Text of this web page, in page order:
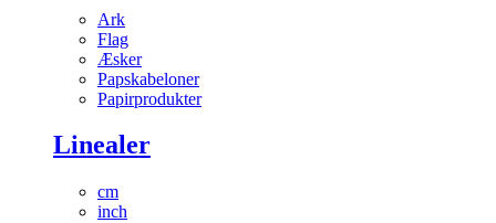
Ark
Flag
Æsker
Papskabeloner
Papirprodukter
Linealer
cm
inch